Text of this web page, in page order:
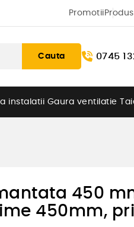
Promotii
Cauta 0745
instalatii Gaura ventilatie
450
450mm,